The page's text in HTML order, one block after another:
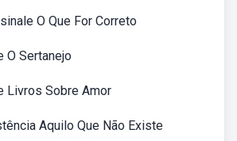
O Que For Correto
O Sertanejo
Livros Sobre Amor
Aquilo Que Não Existe